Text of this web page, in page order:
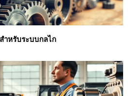
ำหรับระบบกลไก